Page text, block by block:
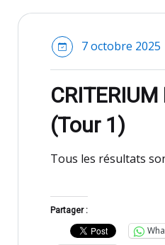
7 octobre 2025
CRITERIUM
(Tour 1)
Tous les résultats
Partager :